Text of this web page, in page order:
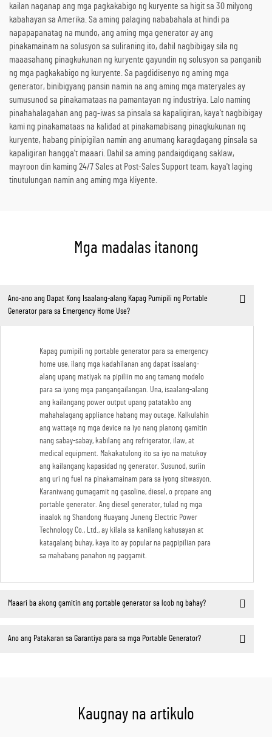
kailan naganap ang mga pagkakabigo ng kuryente sa higit sa 30 milyong
kabahayan sa Amerika. Sa aming palaging nababahala at hindi pa
napapapanatag na mundo, ang aming mga generator ay ang
pinakamainam na solusyon sa suliraning ito, dahil nagbibigay sila ng
maaasahang pinagkukunan ng kuryente gayundin ng solusyon sa panganib
ng mga pagkakabigo ng kuryente. Sa pagdidisenyo ng aming mga
generator, binibigyang pansin namin na ang aming mga materyales ay
sumusunod sa pinakamataas na pamantayan ng industriya. Lalo naming
pinahahalagahan ang pag-iwas sa pinsala sa kapaligiran, kaya't nagbibigay
kami ng pinakamataas na kalidad at pinakamabisang pinagkukunan ng
kuryente, habang pinipigilan namin ang anumang karagdagang pinsala sa
kapaligiran hangga't maaari. Dahil sa aming pandaigdigang saklaw,
mayroon din kaming 24/7 Sales at Post-Sales Support team, kaya't laging
tinutulungan namin ang aming mga kliyente.
Mga madalas itanong
Ano-ano ang Dapat Kong Isaalang-alang Kapag Pumipili ng Portable
Generator para sa Emergency Home Use?
Kapag pumipili ng portable generator para sa emergency
home use, ilang mga kadahilanan ang dapat isaalang-
alang upang matiyak na pipiliin mo ang tamang modelo
para sa iyong mga pangangailangan. Una, isaalang-alang
ang kailangang power output upang patatakbo ang
mahahalagang appliance habang may outage. Kalkulahin
ang wattage ng mga device na iyo nang planong gamitin
nang sabay-sabay, kabilang ang refrigerator, ilaw, at
medical equipment. Makakatulong ito sa iyo na matukoy
ang kailangang kapasidad ng generator. Susunod, suriin
ang uri ng fuel na pinakamainam para sa iyong sitwasyon.
Karaniwang gumagamit ng gasoline, diesel, o propane ang
portable generator. Ang diesel generator, tulad ng mga
inaalok ng Shandong Huayang Juneng Electric Power
Technology Co., Ltd., ay kilala sa kanilang kahusayan at
katagalang buhay, kaya ito ay popular na pagpipilian para
sa mahabang panahon ng paggamit.
Maaari ba akong gamitin ang portable generator sa loob ng bahay?
Ano ang Patakaran sa Garantiya para sa mga Portable Generator?
Kaugnay na artikulo